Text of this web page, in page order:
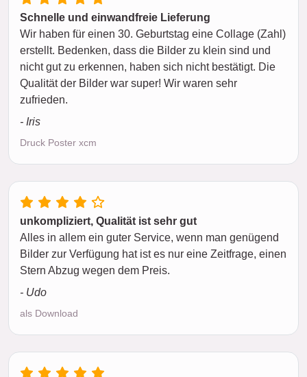
Schnelle und einwandfreie Lieferung
Wir haben für einen 30. Geburtstag eine Collage (Zahl)
erstellt. Bedenken, dass die Bilder zu klein sind und
nicht gut zu erkennen, haben sich nicht bestätigt. Die
Qualität der Bilder war super! Wir waren sehr
zufrieden.
- Iris
Druck Poster xcm
unkompliziert, Qualität ist sehr gut
Alles in allem ein guter Service, wenn man genügend
Bilder zur Verfügung hat ist es nur eine Zeitfrage, einen
Stern Abzug wegen dem Preis.
- Udo
als Download